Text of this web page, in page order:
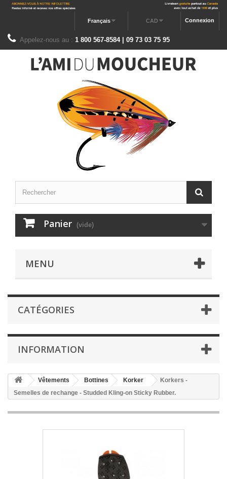
Connexion
CAD
Français
Appelez-nous au : 1 800 567-8584 | 09 73 03 75 95
Panier (vide)
MENU
CATÉGORIES
INFORMATION
Vêtements Bottines Korker
Korkers -
Semelles de rechange - Studded Kling-on Sticky Rubber.